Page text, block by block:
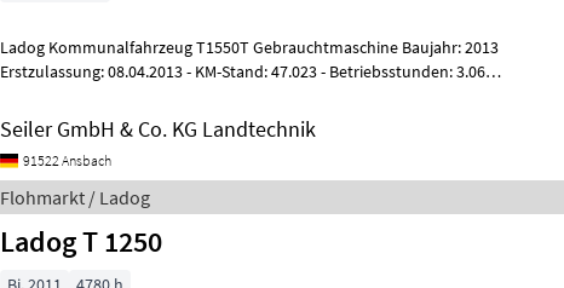
Ladog Kommunalfahrzeug T1550T Gebrauchtmaschine Baujahr: 2013
Erstzulassung: 08.04.2013 - KM-Stand: 47.023 - Betriebsstunden: 3.065 -
Seiler GmbH & Co. KG Landtechnik
91522 Ansbach
Flohmarkt / Ladog
Ladog T 1250